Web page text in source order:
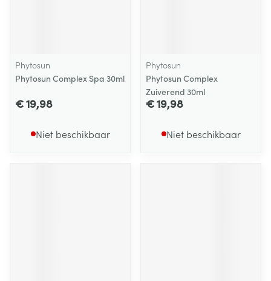
Phytosun
Phytosun Complex Spa 30ml
€ 19,98
Niet beschikbaar
Phytosun
Phytosun Complex
Zuiverend 30ml
€ 19,98
Niet beschikbaar